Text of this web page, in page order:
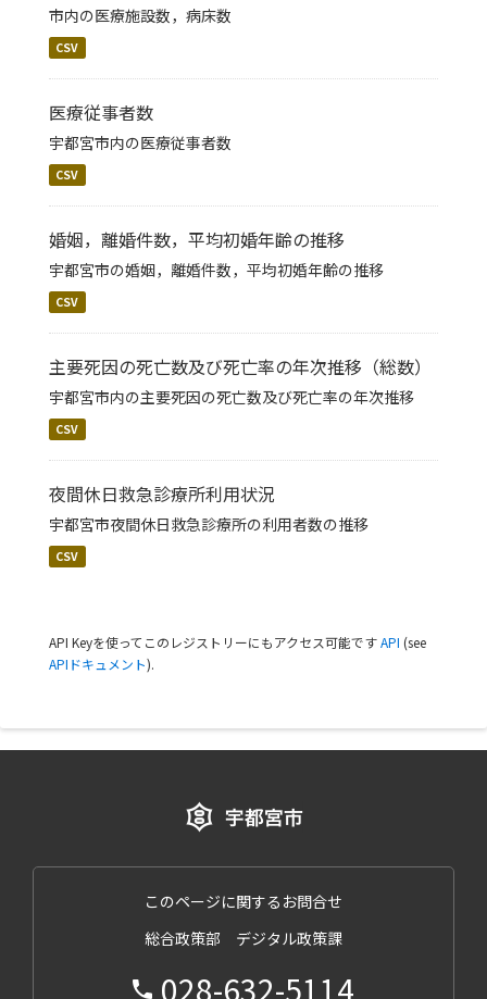
市内の医療施設数，病床数
CSV
医療従事者数
宇都宮市内の医療従事者数
CSV
婚姻，離婚件数，平均初婚年齢の推移
宇都宮市の婚姻，離婚件数，平均初婚年齢の推移
CSV
主要死因の死亡数及び死亡率の年次推移（総数）
宇都宮市内の主要死因の死亡数及び死亡率の年次推移
CSV
夜間休日救急診療所利用状況
宇都宮市夜間休日救急診療所の利用者数の推移
CSV
API Keyを使ってこのレジストリーにもアクセス可能ですAPI (see
APIドキュメント).
このページに関するお問合せ
総合政策部 デジタル政策課
028-632-5114